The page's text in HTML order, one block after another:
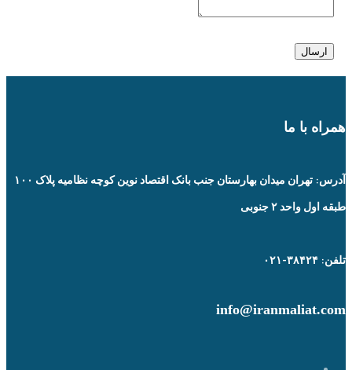
با ما
آدرس: تهران میدان بهارستان جنب بانک اقتصاد نوین کوچه نظامیه پلاک ۱۰۰
اول واحد ۲ جنوبی
۰۲۱